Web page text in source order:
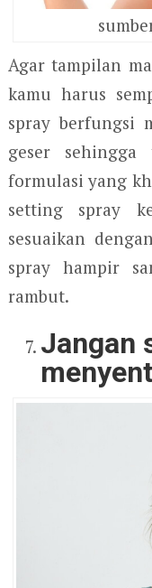
Agar tampilan
kamu harus
spray berfungsi
geser
formulasi yang
setting spray
sesuaikan
spray hampir
rambut.
Jangan